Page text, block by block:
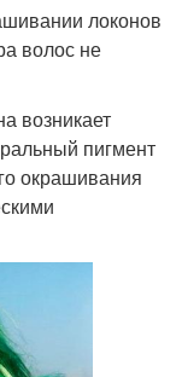
локонов
волос не
возникает
пигмент
окрашивания